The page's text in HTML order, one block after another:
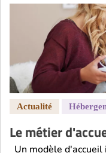
Le métier
Un modèle